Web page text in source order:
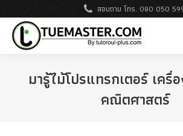
สอบถาม โทร. 080 050
มารู้ไม้โปรแทรกเตอร์ เครื่
คณิตศาสตร์